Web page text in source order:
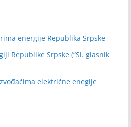
energije Republika Srpske
Republike Srpske (“Sl. glasnik
električne enegije